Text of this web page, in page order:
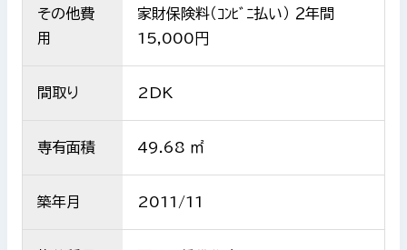
その他費
用
家財保険料（ｺﾝﾋﾞﾆ払い） ２年間
15,000円
間取り 2DK
専有面積 49.68 ㎡
築年月 2011/11